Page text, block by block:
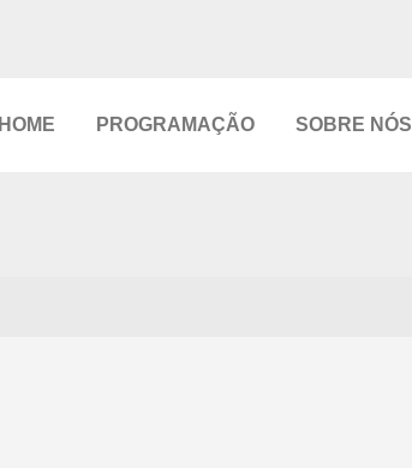
HOME PROGRAMAÇÃO SOBRE NÓS